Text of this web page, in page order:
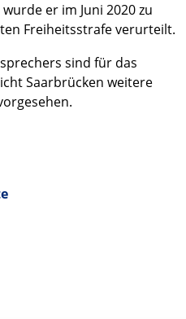
er im Juni 2020 zu
Freiheitsstrafe verurteilt.
sind für das
Saarbrücken weitere